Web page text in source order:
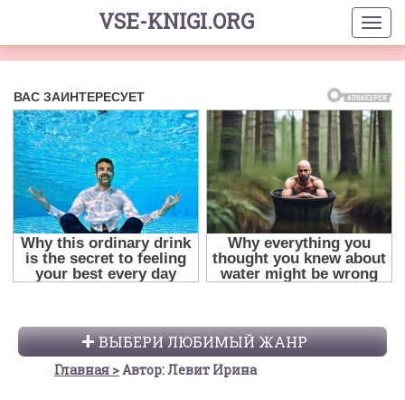
VSE-KNIGI.ORG
ВЫБЕРИ ЛЮБИМЫЙ ЖАНР
Главная Автор: Левит Ирина